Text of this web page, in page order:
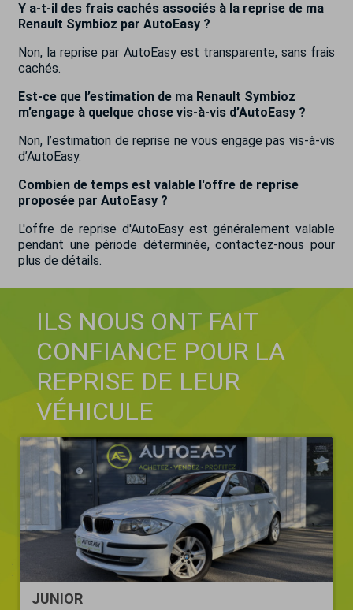
Y a-t-il des frais cachés associés à la reprise de ma
Renault Symbioz par AutoEasy ?
Non, la reprise par AutoEasy est transparente, sans frais
cachés.
Est-ce que l’estimation de ma Renault Symbioz
m’engage à quelque chose vis-à-vis d’AutoEasy ?
Non, l’estimation de reprise ne vous engage pas vis-à-vis
d’AutoEasy.
Combien de temps est valable l'offre de reprise
proposée par AutoEasy ?
L'offre de reprise d'AutoEasy est généralement valable
pendant une période déterminée, contactez-nous pour
plus de détails.
ILS NOUS ONT FAIT
CONFIANCE POUR LA
REPRISE DE LEUR
VÉHICULE
JUNIOR